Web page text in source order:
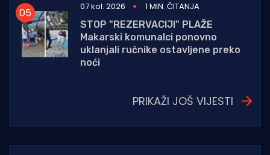
07 kol. 2026
1 MIN. ČITANJA
STOP "REZERVACIJI" PLAŽE
Makarski komunalci ponovno
uklanjali ručnike ostavljene preko
noći
PRIKAŽI JOŠ VIJESTI